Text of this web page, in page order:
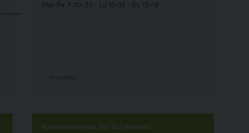
Ma-Pe 7:30-20 · La 10-18 · Su 12-18
Kasvisravintola Soi Soi Helsinki